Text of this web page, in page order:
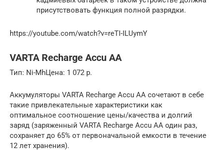
присутствовать функция полной разрядки.
https://youtube.com/watch?v=reTI-ILUymY
VARTA Recharge Accu AA
Тип: Ni-MhЦена: 1 072 р.
Аккумуляторы VARTA Recharge Accu AA сочетают в себе
такие привлекательные характеристики как
оптимальное соотношение цены/качества и долгий
заряд (заряженный VARTA Recharge Accu AA один раз,
сохраняет до 65% от первоначальной емкости в течение
12 лет хранения).